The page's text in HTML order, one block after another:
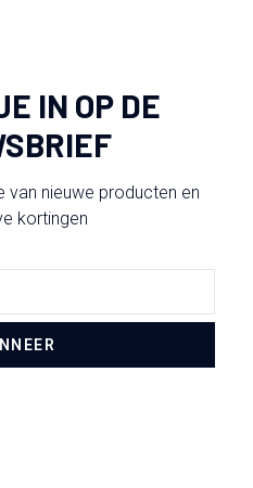
IN OP DE
nieuwe producten en
kortingen